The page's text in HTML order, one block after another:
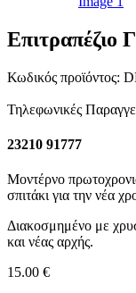
Επιτραπέζιο
Κωδικός προϊόντος:
Τηλεφωνικές
23210 91777
Μοντέρνο
σπιτάκι για την νέα
Διακοσμημένο με
και νέας αρχής.
15.00 €